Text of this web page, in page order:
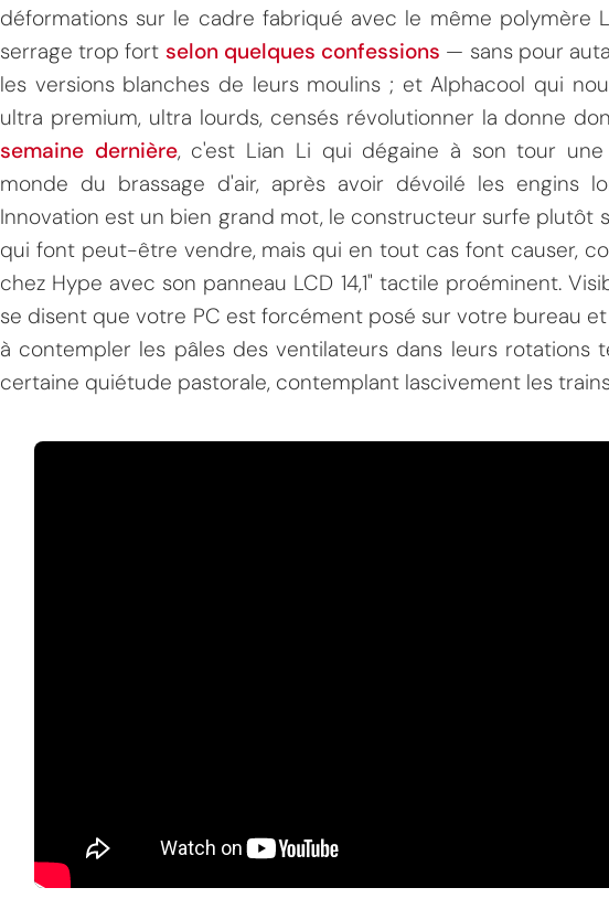
déformations sur le cadre fabriqué avec le même polymère
serrage trop fort selon quelques confessions — sans pour
les versions blanches de leurs moulins ; et Alphacool qui
ultra premium, ultra lourds, censés révolutionner la donne
semaine dernière, c'est Lian Li qui dégaine à son tour
monde du brassage d'air, après avoir dévoilé les engins
Innovation est un bien grand mot, le constructeur surfe plutôt
qui font peut-être vendre, mais qui en tout cas font causer,
chez Hype avec son panneau LCD 14,1" tactile proéminent.
se disent que votre PC est forcément posé sur votre bureau
à contempler les pâles des ventilateurs dans leurs rotations
certaine quiétude pastorale, contemplant lascivement les